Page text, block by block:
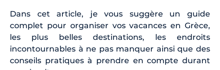
Dans cet article, je vous suggère un guide
complet pour organiser vos vacances en Grèce,
les plus belles destinations, les endroits
incontournables à ne pas manquer ainsi que des
conseils pratiques à prendre en compte durant